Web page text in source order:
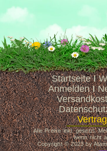
Startseite
Anmelden
Alle Preise inkl. gesetzl.
wenn nicht
Copyright © 2023 by